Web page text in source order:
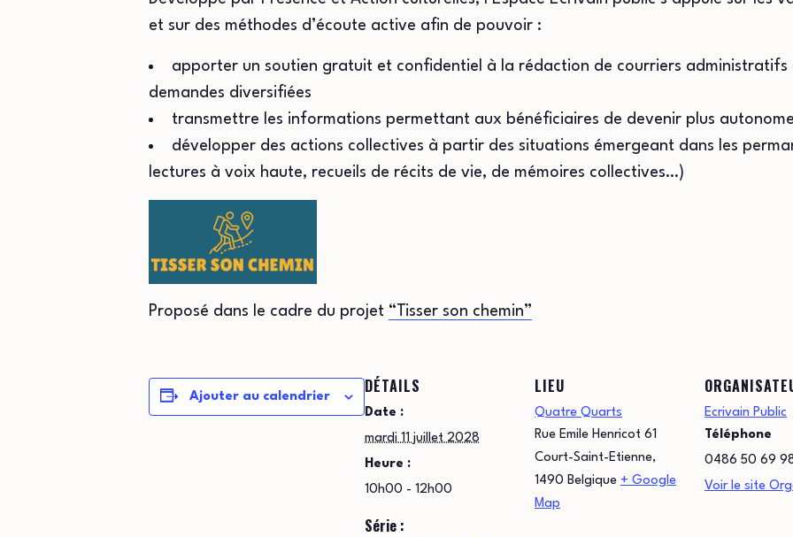
et sur des méthodes d’écoute active afin de pouvoir :
apporter un soutien gratuit et confidentiel à la rédaction de courriers administratifs
demandes diversifiées
transmettre les informations permettant aux bénéficiaires de devenir plus
développer des actions collectives à partir des situations émergeant dans les
lectures à voix haute, recueils de récits de vie, de mémoires collectives…)
Proposé dans le cadre du projet “Tisser son chemin”
Ajouter au calendrier
DÉTAILS
Date :
mardi 11 juillet 2028
Heure :
10h00 - 12h00
Série :
LIEU
Quatre Quarts
Rue Emile Henricot 61
Court-Saint-Etienne,
1490 Belgique + Google
Map
Ecrivain Public
Téléphone
0486 50 69
Voir le site